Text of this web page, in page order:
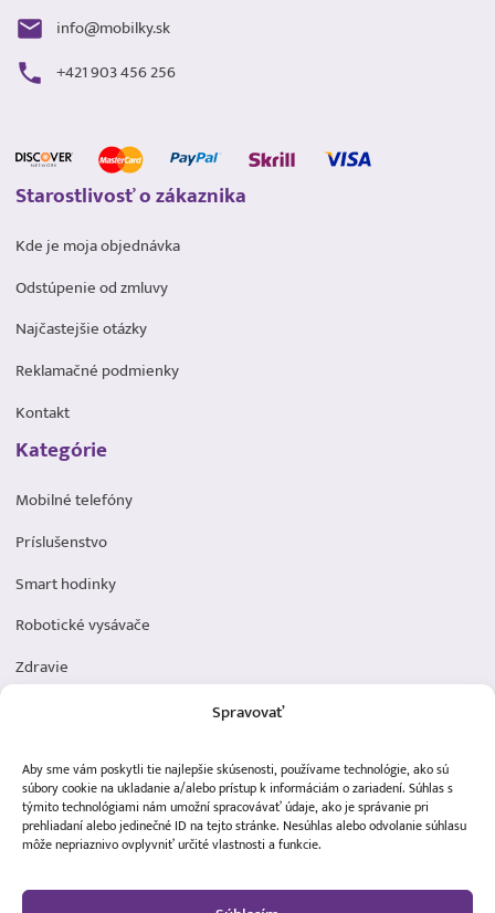
Spravovať
Aby sme vám poskytli tie najlepšie skúsenosti, používame technológie, ako sú
súbory cookie na ukladanie a/alebo prístup k informáciám o zariadení. Súhlas s
týmito technológiami nám umožní spracovávať údaje, ako je správanie pri
prehliadaní alebo jedinečné ID na tejto stránke. Nesúhlas alebo odvolanie súhlasu
môže nepriaznivo ovplyvniť určité vlastnosti a funkcie.
info@mobilky.sk
+421 903 456 256
Starostlivosť o zákaznika
Kde je moja objednávka
Odstúpenie od zmluvy
Najčastejšie otázky
Reklamačné podmienky
Kontakt
Kategórie
Mobilné telefóny
Príslušenstvo
Smart hodinky
Robotické vysávače
Zdravie
Dôležité odkazy
Obchodné podmienky